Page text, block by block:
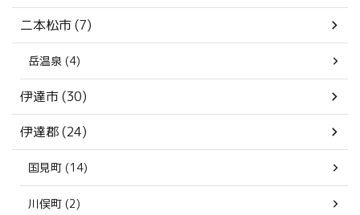
二本松市 (7)
岳温泉 (4)
伊達市 (30)
伊達郡 (24)
国見町 (14)
川俣町 (2)